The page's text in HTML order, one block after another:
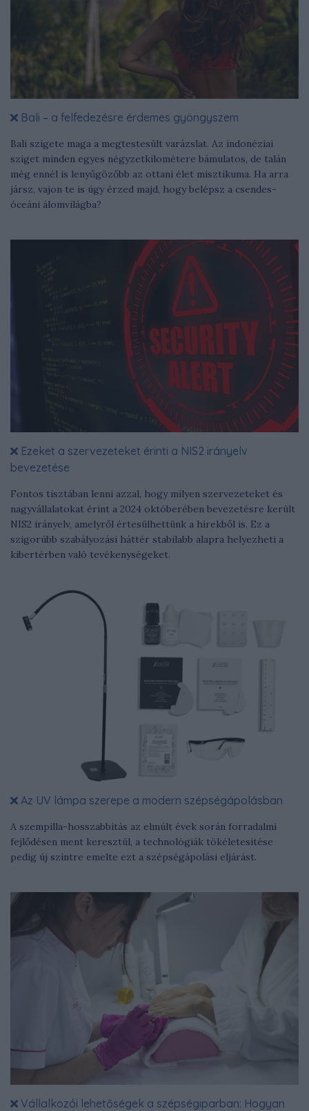
Bali – a felfedezésre érdemes gyöngyszem
Bali szigete maga a megtestesült varázslat. Az indonéziai
sziget minden egyes négyzetkilométere bámulatos, de talán
még ennél is lenyűgözőbb az ottani élet misztikuma. Ha arra
jársz, vajon te is úgy érzed majd, hogy belépsz a csendes-
óceáni álomvilágba?
Ezeket a szervezeteket érinti a NIS2 irányelv
bevezetése
Fontos tisztában lenni azzal, hogy milyen szervezeteket és
nagyvállalatokat érint a 2024 októberében bevezetésre került
NIS2 irányelv, amelyről értesülhettünk a hírekből is. Ez a
szigorúbb szabályozási háttér stabilabb alapra helyezheti a
kibertérben való tevékenységeket.
Az UV lámpa szerepe a modern szépségápolásban
A szempilla-hosszabbítás az elmúlt évek során forradalmi
fejlődésen ment keresztül, a technológiák tökéletesítése
pedig új szintre emelte ezt a szépségápolási eljárást.
Vállalkozói lehetőségek a szépségiparban: Hogyan